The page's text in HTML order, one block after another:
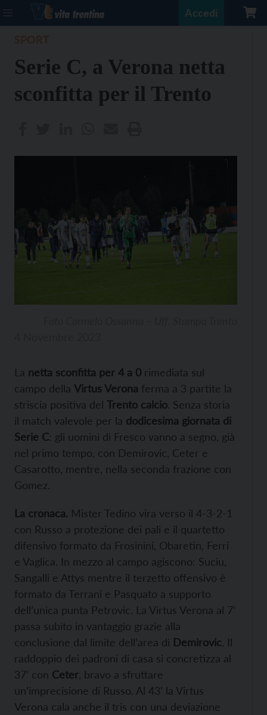
Accedi
Serie C, a Verona netta
sconfitta per il Trento
La netta sconfitta per 4 a 0 rimediata sul
campo della Virtus Verona ferma a 3 partite la
striscia positiva del Trento calcio. Senza storia
il match valevole per la dodicesima giornata di
Serie C: gli uomini di Fresco vanno a segno, già
nel primo tempo, con Demirovic, Ceter e
Casarotto, mentre, nella seconda frazione con
Gomez.
La cronaca. Mister Tedino vira verso il 4-3-2-1
con Russo a protezione dei pali e il quartetto
difensivo formato da Frosinini, Obaretin, Ferri
e Vaglica. In mezzo al campo agiscono: Suciu,
Sangalli e Attys mentre il terzetto offensivo è
formato da Terrani e Pasquato a supporto
dell’unica punta Petrovic. La Virtus Verona al 7’
passa subito in vantaggio grazie alla
conclusione dal limite dell’area di Demirovic. Il
raddoppio dei padroni di casa si concretizza al
37’ con Ceter , bravo a sfruttare
un’imprecisione di Russo. Al 43’ la Virtus
Verona cala anche il tris con una deviazione